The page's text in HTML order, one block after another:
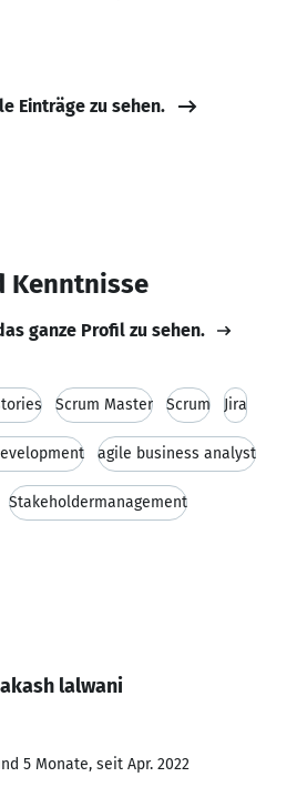
Einträge zu sehen.
Kenntnisse
ganze Profil zu sehen.
Scrum Master Scrum Jira
agile business analyst
Stakeholdermanagement
lalwani
5 Monate, seit Apr. 2022